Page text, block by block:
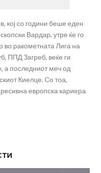
кој со години беше еден
Вардар, утре ќе го
во ракометната Лига на
ППД Загреб, веќе ги
а последниот меч од
Киелце. Со тоа,
европска кариера